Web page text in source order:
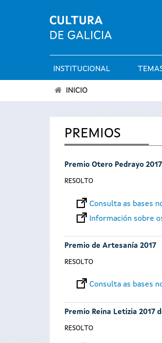
Menú
principal
INSTITUCIONAL
está
INICIO
PREMIOS
Premio Otero Pedrayo 2017
RESOLTO
Consulta as bases
Información sobre
Premio de Artesanía 2017
RESOLTO
Consulta as bases
Premio Reina Letizia 2017
RESOLTO